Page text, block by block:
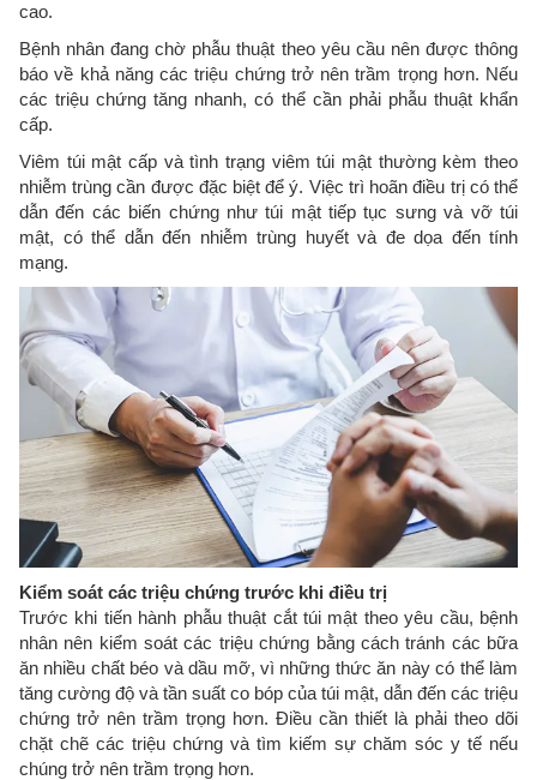
cao.
Bệnh nhân đang chờ phẫu thuật theo yêu cầu nên được thông
báo về khả năng các triệu chứng trở nên trầm trọng hơn. Nếu
các triệu chứng tăng nhanh, có thể cần phải phẫu thuật khẩn
cấp.
Viêm túi mật cấp và tình trạng viêm túi mật thường kèm theo
nhiễm trùng cần được đặc biệt để ý. Việc trì hoãn điều trị có thể
dẫn đến các biến chứng như túi mật tiếp tục sưng và vỡ túi
mật, có thể dẫn đến nhiễm trùng huyết và đe dọa đến tính
mạng.
Kiểm soát các triệu chứng trước khi điều trị
Trước khi tiến hành phẫu thuật cắt túi mật theo yêu cầu, bệnh
nhân nên kiểm soát các triệu chứng bằng cách tránh các bữa
ăn nhiều chất béo và dầu mỡ, vì những thức ăn này có thể làm
tăng cường độ và tần suất co bóp của túi mật, dẫn đến các triệu
chứng trở nên trầm trọng hơn. Điều cần thiết là phải theo dõi
chặt chẽ các triệu chứng và tìm kiếm sự chăm sóc y tế nếu
chúng trở nên trầm trọng hơn.